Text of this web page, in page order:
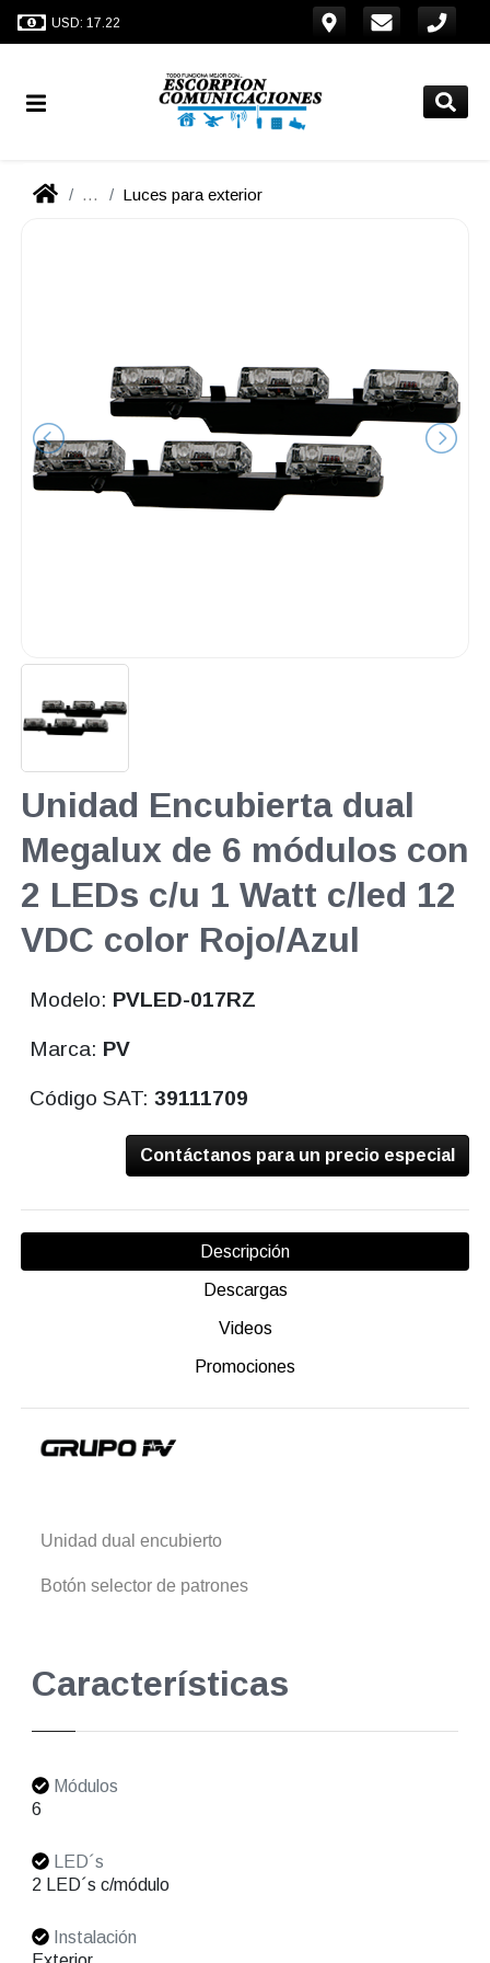
USD: 17.22
... Luces para exterior
Unidad Encubierta dual
Megalux de 6 módulos con
2 LEDs c/u 1 Watt c/led 12
VDC color Rojo/Azul
Modelo: PVLED-017RZ
Marca: PV
Código SAT:39111709
Contáctanos para un precio especial
Descripción
Descargas
Videos
Promociones
Unidad dual encubierto
Botón selector de patrones
Características
Módulos
6
LED´s
2 LED´s c/módulo
Instalación